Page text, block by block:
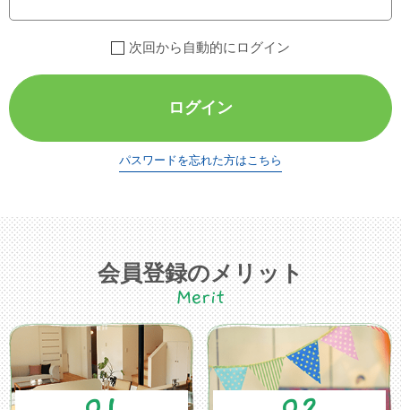
次回から自動的にログイン
ログイン
パスワードを忘れた方はこちら
会員登録のメリット
Merit